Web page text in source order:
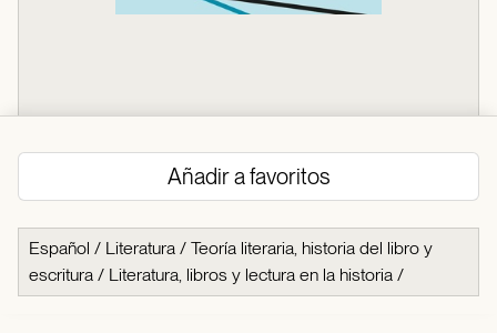
Añadir a favoritos
Español / Literatura / Teoría literaria, historia del libro y
escritura / Literatura, libros y lectura en la historia /